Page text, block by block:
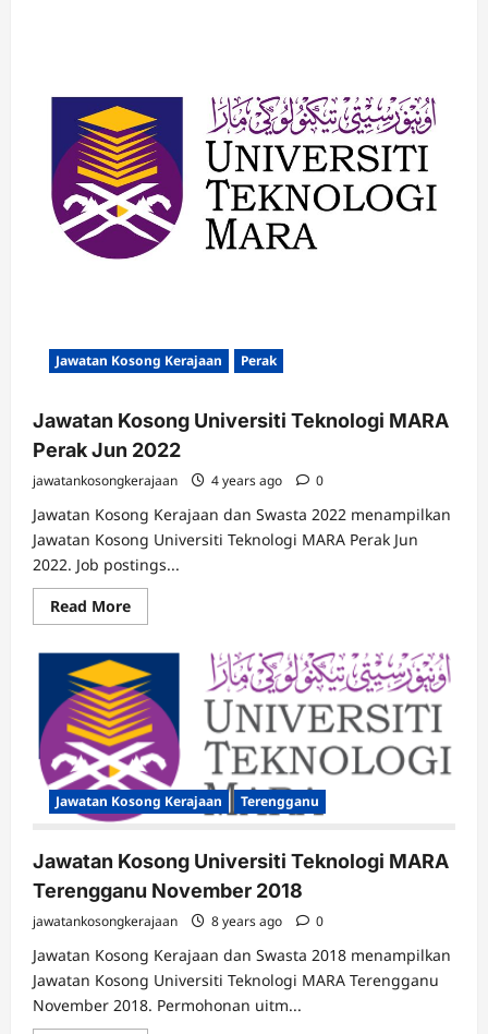
Jawatan Kosong Kerajaan Perak
Jawatan Kosong Universiti Teknologi MARA
Perak Jun 2022
jawatankosongkerajaan 4 years ago 0
Jawatan Kosong Kerajaan dan Swasta 2022 menampilkan
Jawatan Kosong Universiti Teknologi MARA Perak Jun
2022. Job postings...
Read MoreRead
more
Jawatan
Kosong
Universiti
Teknologi
MARA
Perak
Jun
2022
Jawatan Kosong Kerajaan Terengganu
Jawatan Kosong Universiti Teknologi MARA
Terengganu November 2018
jawatankosongkerajaan 8 years ago 0
Jawatan Kosong Kerajaan dan Swasta 2018 menampilkan
Jawatan Kosong Universiti Teknologi MARA Terengganu
November 2018. Permohonan uitm...